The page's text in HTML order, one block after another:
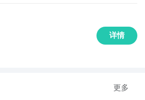
详情
更多